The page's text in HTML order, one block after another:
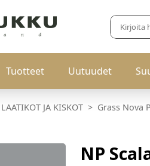
Tuotteet Uutuudet
LAATIKOT JA KISKOT Grass Nova
NP